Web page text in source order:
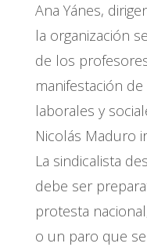
Ana Yánes,
la organización
de los
manifestación
laborales y
Nicolás Maduro
La sindicalista
debe ser
protesta
o un paro que